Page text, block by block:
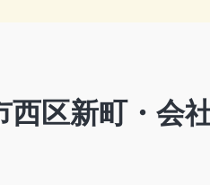
区新町・会